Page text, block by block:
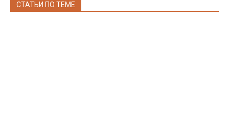
СТАТЬИ ПО ТЕМЕ